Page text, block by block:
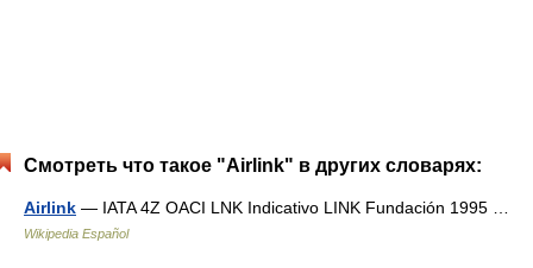
Смотреть что такое "Airlink" в других словарях:
Airlink — IATA 4Z OACI LNK Indicativo LINK Fundación 1995 …
Wikipedia Español